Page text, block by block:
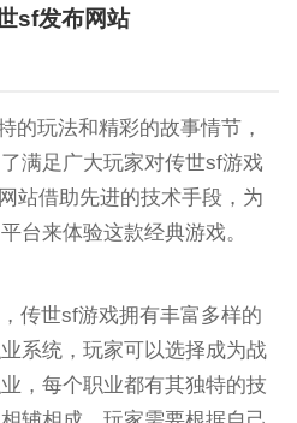
sf发布网站
的玩法和精彩的故事情节，
满足广大玩家对传世sf游戏
站借助先进的技术手段，为
台来体验这款经典游戏。
传世sf游戏拥有丰富多样的
系统，玩家可以选择成为战
，每个职业都有其独特的技